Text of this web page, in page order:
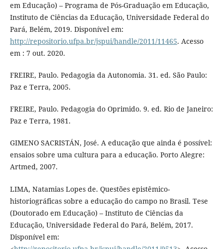
em Educação) – Programa de Pós-Graduação em Educação,
Instituto de Ciências da Educação, Universidade Federal do
Pará, Belém, 2019. Disponível em:
http://repositorio.ufpa.br/jspui/handle/2011/11465. Acesso
em : 7 out. 2020.
FREIRE, Paulo. Pedagogia da Autonomia. 31. ed. São Paulo:
Paz e Terra, 2005.
FREIRE, Paulo. Pedagogia do Oprimido. 9. ed. Rio de Janeiro:
Paz e Terra, 1981.
GIMENO SACRISTÁN, José. A educação que ainda é possível:
ensaios sobre uma cultura para a educação. Porto Alegre:
Artmed, 2007.
LIMA, Natamias Lopes de. Questões epistêmico-
historiográficas sobre a educação do campo no Brasil. Tese
(Doutorado em Educação) – Instituto de Ciências da
Educação, Universidade Federal do Pará, Belém, 2017.
Disponível em: